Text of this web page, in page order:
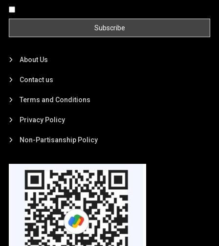
About Us
Contact us
Terms and Conditions
Privacy Policy
Non-Partisanship Policy